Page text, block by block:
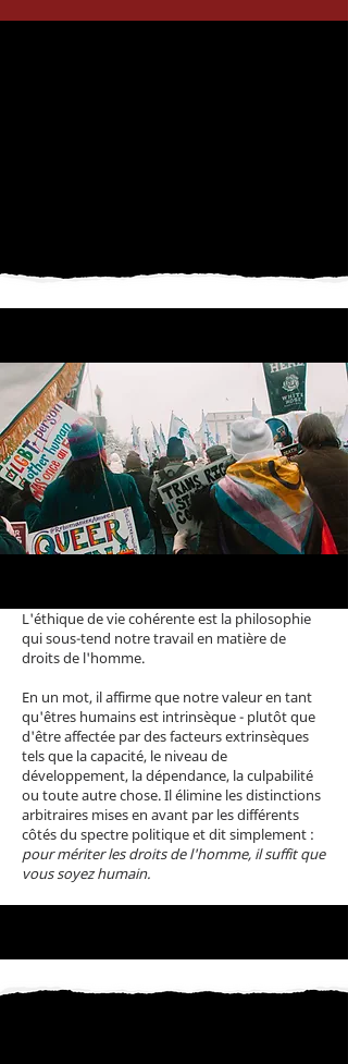
L'éthique de vie cohérente est la philosophie
qui sous-tend notre travail en matière de
droits de l'homme.
En un mot, il affirme que notre valeur en tant
qu'êtres humains est intrinsèque - plutôt que
d'être affectée par des facteurs extrinsèques
tels que la capacité, le niveau de
développement, la dépendance, la culpabilité
ou toute autre chose. Il élimine les distinctions
arbitraires mises en avant par les différents
côtés du spectre politique et dit simplement :
pour mériter les droits de l'homme, il suffit que
vous soyez humain.